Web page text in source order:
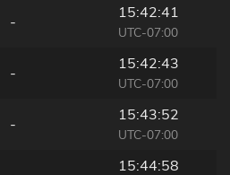
-
15:42:41
UTC-07:00
-
15:42:43
UTC-07:00
-
15:43:52
UTC-07:00
15:44:58